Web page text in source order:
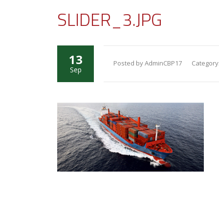
SLIDER_3.JPG
13
Sep
Posted by AdminCBP17 Category: